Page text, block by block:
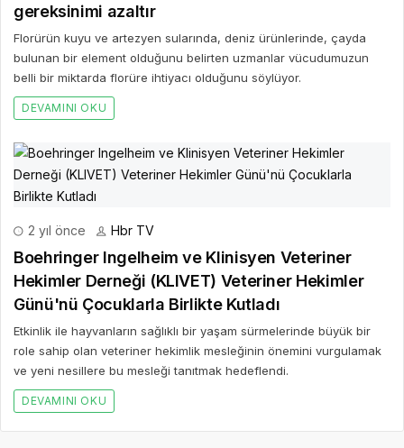
gereksinimi azaltır
Florürün kuyu ve artezyen sularında, deniz ürünlerinde, çayda
bulunan bir element olduğunu belirten uzmanlar vücudumuzun
belli bir miktarda florüre ihtiyacı olduğunu söylüyor.
DEVAMINI OKU
2 yıl önce Hbr TV
Boehringer Ingelheim ve Klinisyen Veteriner
Hekimler Derneği (KLIVET) Veteriner Hekimler
Günü'nü Çocuklarla Birlikte Kutladı
Etkinlik ile hayvanların sağlıklı bir yaşam sürmelerinde büyük bir
role sahip olan veteriner hekimlik mesleğinin önemini vurgulamak
ve yeni nesillere bu mesleği tanıtmak hedeflendi.
DEVAMINI OKU